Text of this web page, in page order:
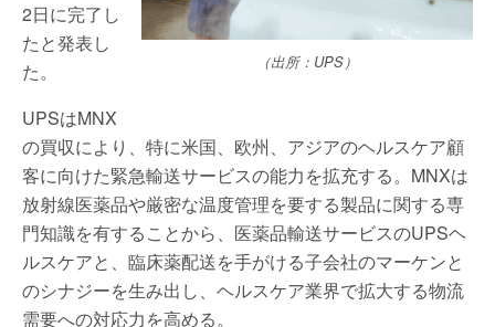
（出所：UPS）
2日に完了し
たと発表し
た。
UPSはMNX
の買収により、特に米国、欧州、アジアのヘルスケア顧
客に向けた緊急輸送サービスの能力を拡充する。MNXは
放射線医薬品や厳密な温度管理を要する製品に関する専
門知識を有することから、医薬品輸送サービスのUPSヘ
ルスケアと、臨床薬配送を手がける子会社のマーケンと
のシナジーを生み出し、ヘルスケア業界で拡大する物流
需要への対応力を高める。